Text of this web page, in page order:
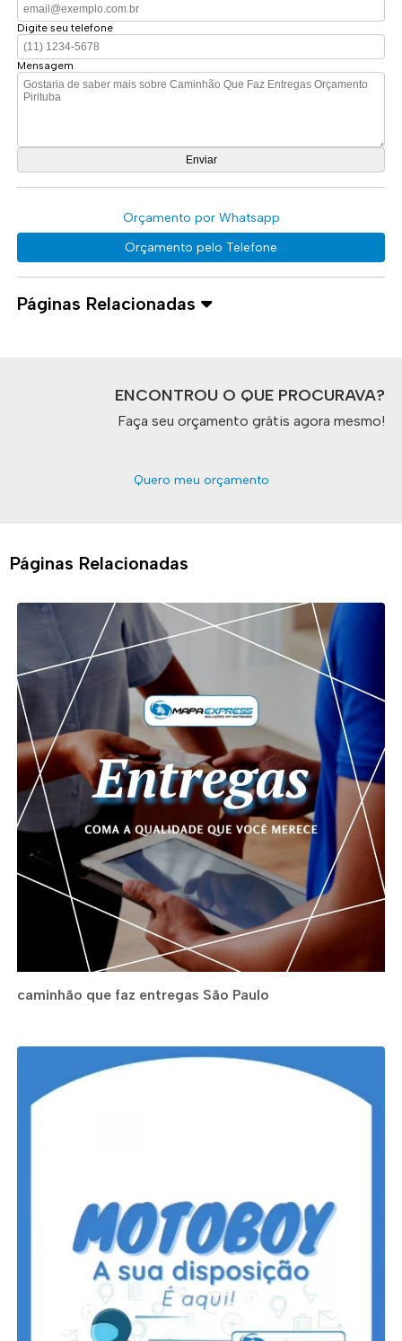
Digite seu telefone
Mensagem
Orçamento por Whatsapp
Orçamento pelo Telefone
Páginas Relacionadas
ENCONTROU O QUE PROCURAVA?
Faça seu orçamento grátis agora mesmo!
Quero meu orçamento
Páginas Relacionadas
caminhão que faz entregas São Paulo